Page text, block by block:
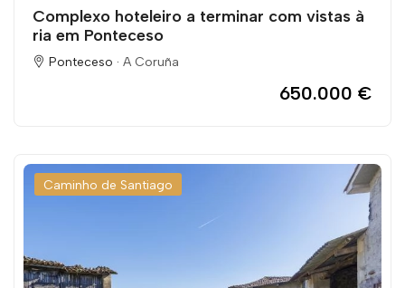
Complexo hoteleiro a terminar com vistas à
ria em Ponteceso
Ponteceso · A Coruña
650.000 €
Caminho de Santiago